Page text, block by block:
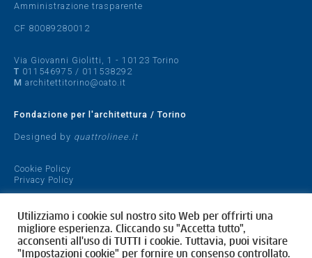
Amministrazione trasparente
CF 80089280012
Via Giovanni Giolitti, 1 - 10123 Torino
T 011546975 / 011538292
M architettitorino@oato.it
Fondazione per l'architettura / Torino
Designed by quattrolinee.it
Cookie Policy
Privacy Policy
Utilizziamo i cookie sul nostro sito Web per offrirti una
migliore esperienza. Cliccando su "Accetta tutto",
acconsenti all'uso di TUTTI i cookie. Tuttavia, puoi visitare
"Impostazioni cookie" per fornire un consenso controllato.